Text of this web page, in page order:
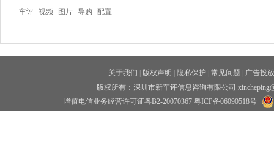
车评 视频 图片 导购 配置
关于我们 版权声明 隐私保护 常见问题
广告投放
版权所有：深圳市新车评信息咨询有限公司
增值电信业务经营许可证粤B2-20070367 粤ICP备06090518号